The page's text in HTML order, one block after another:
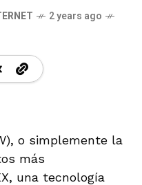
2 years ago
o simplemente la
más
una tecnología